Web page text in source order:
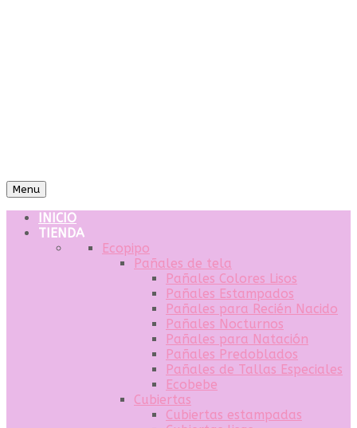
Menu
INICIO
TIENDA
Ecopipo
Pañales de tela
Pañales Colores Lisos
Pañales Estampados
Pañales para Recién Nacido
Pañales Nocturnos
Pañales para Natación
Pañales Predoblados
Pañales de Tallas Especiales
Ecobebe
Cubiertas
Cubiertas estampadas